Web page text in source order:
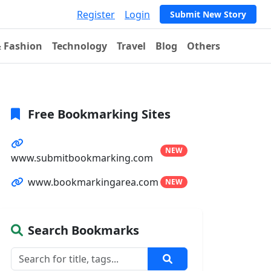
Register Login Submit New Story
Fashion Technology Travel Blog Others
Free Bookmarking Sites
www.submitbookmarking.com
NEW
www.bookmarkingarea.com NEW
Search Bookmarks